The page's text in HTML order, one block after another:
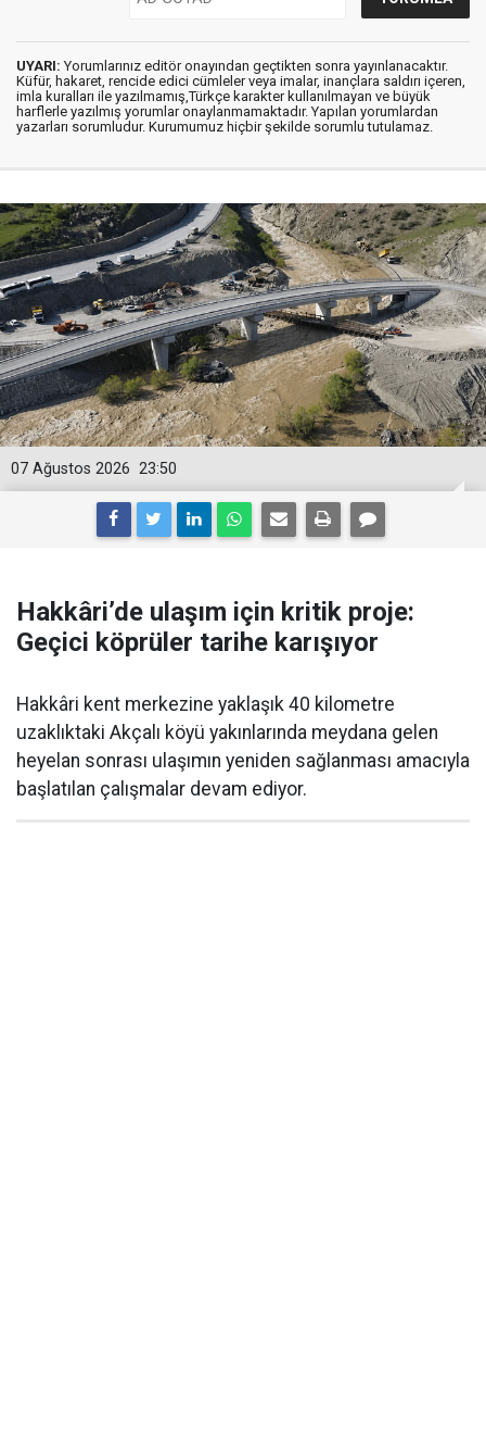
UYARI: Yorumlarınız editör onayından geçtikten sonra yayınlanacaktır.
Küfür, hakaret, rencide edici cümleler veya imalar, inançlara saldırı içeren,
imla kuralları ile yazılmamış,Türkçe karakter kullanılmayan ve büyük
harflerle yazılmış yorumlar onaylanmamaktadır. Yapılan yorumlardan
yazarları sorumludur. Kurumumuz hiçbir şekilde sorumlu tutulamaz.
23:50
07 Ağustos 2026
Hakkâri’de ulaşım için kritik proje:
Geçici köprüler tarihe karışıyor
Hakkâri kent merkezine yaklaşık 40 kilometre
uzaklıktaki Akçalı köyü yakınlarında meydana gelen
heyelan sonrası ulaşımın yeniden sağlanması amacıyla
başlatılan çalışmalar devam ediyor.